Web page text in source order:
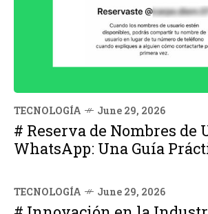
TECNOLOGÍA June 29, 2026
# Reserva de Nombres de
WhatsApp: Una Guía
TECNOLOGÍA June 29, 2026